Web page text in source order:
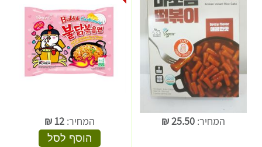
המחיר:25.50
₪ המחיר:12
₪
הוסף לסל